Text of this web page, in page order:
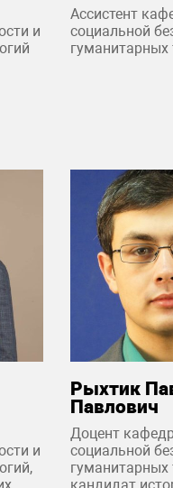
и
Ассистент
социальной
гуманитарных
и
Рыхтик
Павлович
Доцент
социальной
гуманитарных